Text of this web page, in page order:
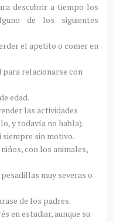
descubrir a tiempo los
de los siguientes
el apetito o comer en
relacionarse con
edad.
las actividades
y todavía no habla).
sin motivo.
con los animales,
muy severas o
de los padres.
en estudiar, aunque su